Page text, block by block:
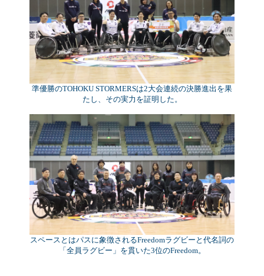
準優勝のTOHOKU STORMERSは2大会連続の決勝進出を果
たし、その実力を証明した。
スペースとはパスに象徴されるFreedomラグビーと代名詞の
「全員ラグビー」を貫いた3位のFreedom。